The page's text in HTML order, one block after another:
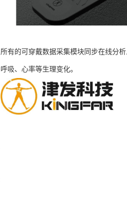
所有的可穿戴数据采集模块同步在线分
呼吸、心率等生理变化。